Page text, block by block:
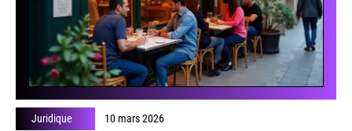
Juridique 10 mars 2026